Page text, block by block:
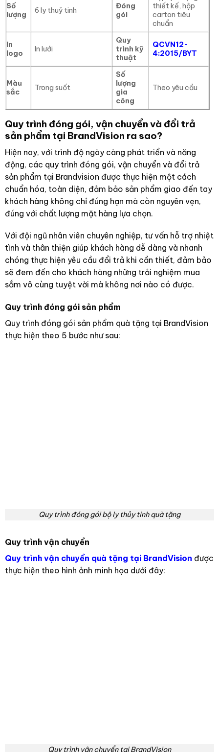
Số
lượng
6 ly thuỷ tinh
Đóng
gói
thiết kế, hộp
carton tiêu
chuẩn
In
logo
In lưới
Quy
trình kỹ
thuật
QCVN12-
4:2015/BYT
Màu
sắc
Trong suốt
Số
lượng
gia
công
Theo yêu cầu
Quy trình đóng gói, vận chuyển và đổi trả
sản phẩm tại BrandVision ra sao?
Hiện nay, với trình độ ngày càng phát triển và năng
động, các quy trình đóng gói, vận chuyển và đổi trả
sản phẩm tại Brandvision được thực hiện một cách
chuẩn hóa, toàn diện, đảm bảo sản phẩm giao đến tay
khách hàng không chỉ đúng hạn mà còn nguyên vẹn,
đúng với chất lượng mặt hàng lựa chọn.
Với đội ngũ nhân viên chuyên nghiệp, tư vấn hỗ trợ nhiệt
tình và thân thiện giúp khách hàng dễ dàng và nhanh
chóng thực hiện yêu cầu đổi trả khi cần thiết, đảm bảo
sẽ đem đến cho khách hàng những trải nghiệm mua
sắm vô cùng tuyệt vời mà không nơi nào có được.
Quy trình đóng gói sản phẩm
Quy trình đóng gói sản phẩm quà tặng tại BrandVision
thực hiện theo 5 bước như sau:
Quy trình đóng gói bộ ly thủy tinh quà tặng
Quy trình vận chuyển
Quy trình vận chuyển quà tặng tại BrandVision được
thực hiện theo hình ảnh minh họa dưới đây:
Quy trình vận chuyển tại BrandVision